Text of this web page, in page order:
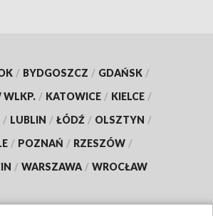
/ BYDGOSZCZ / GDAŃSK /
WLKP. / KATOWICE / KIELCE /
/ LUBLIN / ŁÓDŹ / OLSZTYN /
/ POZNAŃ / RZESZÓW /
/ WARSZAWA / WROCŁAW